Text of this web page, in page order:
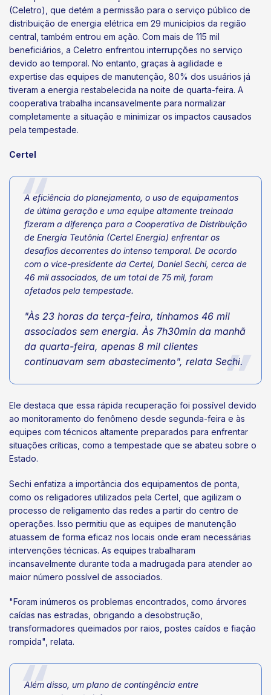
(Celetro), que detém a permissão para o serviço público de
distribuição de energia elétrica em 29 municípios da região
central, também entrou em ação. Com mais de 115 mil
beneficiários, a Celetro enfrentou interrupções no serviço
devido ao temporal. No entanto, graças à agilidade e
expertise das equipes de manutenção, 80% dos usuários já
tiveram a energia restabelecida na noite de quarta-feira. A
cooperativa trabalha incansavelmente para normalizar
completamente a situação e minimizar os impactos causados
pela tempestade.
Certel
A eficiência do planejamento, o uso de equipamentos
de última geração e uma equipe altamente treinada
fizeram a diferença para a Cooperativa de Distribuição
de Energia Teutônia (Certel Energia) enfrentar os
desafios decorrentes do intenso temporal. De acordo
com o vice-presidente da Certel, Daniel Sechi, cerca de
46 mil associados, de um total de 75 mil, foram
afetados pela tempestade.
"Às 23 horas da terça-feira, tínhamos 46 mil
associados sem energia. Às 7h30min da manhã
da quarta-feira, apenas 8 mil clientes
continuavam sem abastecimento", relata Sechi.
Ele destaca que essa rápida recuperação foi possível devido
ao monitoramento do fenômeno desde segunda-feira e às
equipes com técnicos altamente preparados para enfrentar
situações críticas, como a tempestade que se abateu sobre o
Estado.
Sechi enfatiza a importância dos equipamentos de ponta,
como os religadores utilizados pela Certel, que agilizam o
processo de religamento das redes a partir do centro de
operações. Isso permitiu que as equipes de manutenção
atuassem de forma eficaz nos locais onde eram necessárias
intervenções técnicas. As equipes trabalharam
incansavelmente durante toda a madrugada para atender ao
maior número possível de associados.
"Foram inúmeros os problemas encontrados, como árvores
caídas nas estradas, obrigando a desobstrução,
transformadores queimados por raios, postes caídos e fiação
rompida", relata.
Além disso, um plano de contingência entre